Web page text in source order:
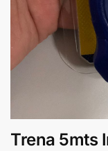
Trena 5mts